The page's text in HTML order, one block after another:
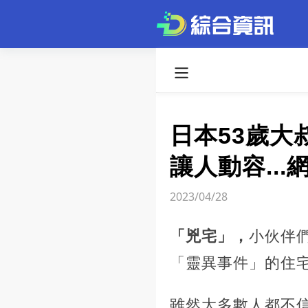
日本53歲大
讓人動容...
2023/04/28
「兇宅」， 小伙伴
「靈異事件」的住